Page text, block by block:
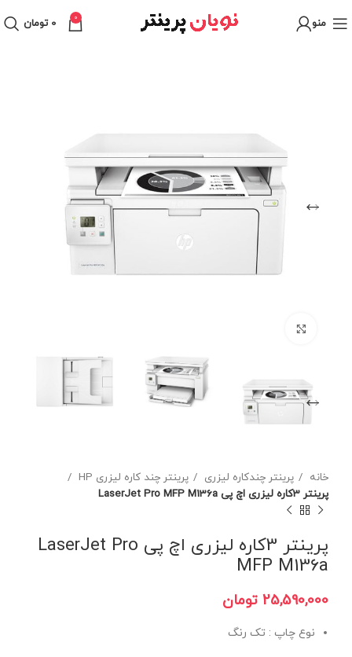
منو 0
0 تومان
خانه پرینتر چندکاره لیزری
پرینتر چند کاره لیزری HP
پرینتر 3کاره لیزری اچ پی LaserJet Pro MFP M136a
پرینتر 3کاره لیزری اچ پی LaserJet Pro
MFP M136a
تومان
نوع چاپ : تک رنگ